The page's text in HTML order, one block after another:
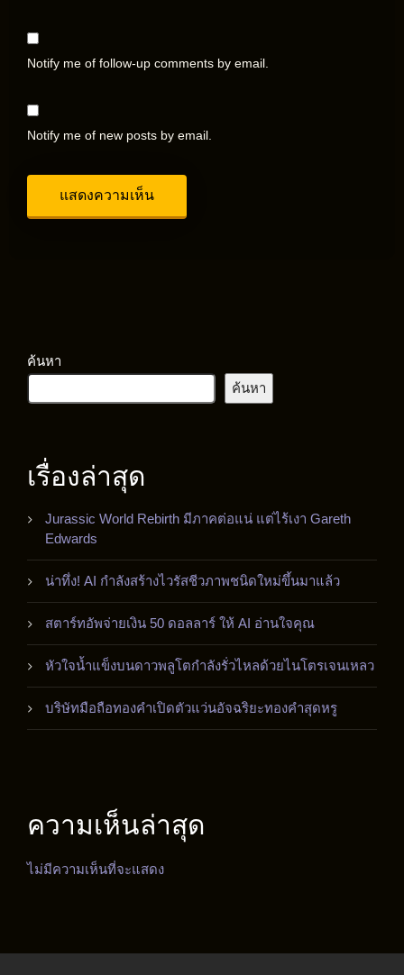
Notify me of follow-up comments by email.
Notify me of new posts by email.
ค้นหา
ค้นหา
เรื่องล่าสุด
Jurassic World Rebirth มีภาคต่อแน่ แต่ไร้เงา Gareth
Edwards
น่าทึ่ง! AI กำลังสร้างไวรัสชีวภาพชนิดใหม่ขึ้นมาแล้ว
สตาร์ทอัพจ่ายเงิน 50 ดอลลาร์ ให้ AI อ่านใจคุณ
หัวใจน้ำแข็งบนดาวพลูโตกำลังรั่วไหลด้วยไนโตรเจนเหลว
บริษัทมือถือทองคำเปิดตัวแว่นอัจฉริยะทองคำสุดหรู
ความเห็นล่าสุด
ไม่มีความเห็นที่จะแสดง